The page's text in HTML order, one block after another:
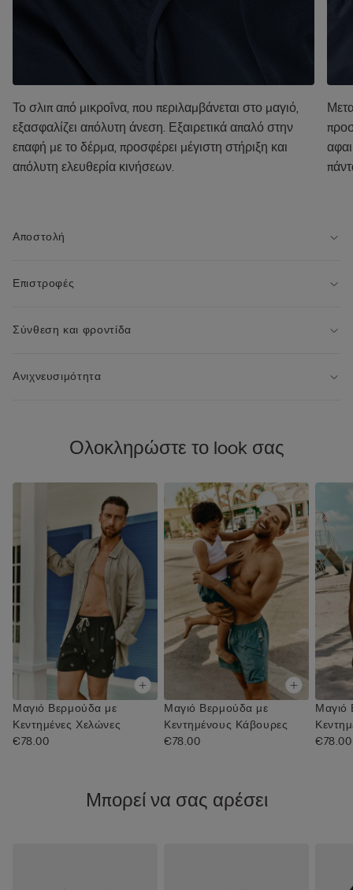
Το σλιπ από μικροΐνα, που περιλαμβάνεται στο μαγιό,
εξασφαλίζει απόλυτη άνεση. Εξαιρετικά απαλό στην
επαφή με το δέρμα, προσφέρει μέγιστη στήριξη και
απόλυτη ελευθερία κινήσεων.
Αποστολή
Επιστροφές
Σύνθεση και φροντίδα
Ανιχνευσιμότητα
Ολοκληρώστε το look σας
Μαγιό Βερμούδα με
Κεντημένες Χελώνες
€78.00
Μαγιό Βερμούδα με
Κεντημένους Κάβουρες
€78.00
Μαγιό
€78.00
Μπορεί να σας αρέσει